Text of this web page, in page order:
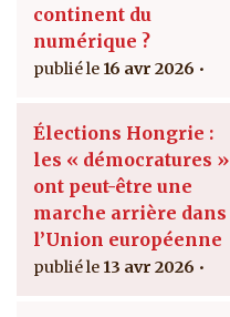
continent du
numérique ?
16 avr 2026
Élections Hongrie :
les « démocratures »
ont peut-être une
marche arrière dans
l’Union européenne
13 avr 2026